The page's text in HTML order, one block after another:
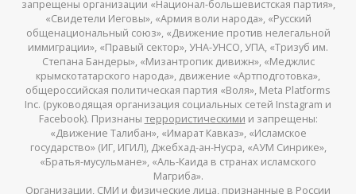
запрещены организации «Национал-большевистская партия»,
«Свидетели Иеговы», «Армия воли народа», «Русский
общенациональный союз», «Движение против нелегальной
иммиграции», «Правый сектор», УНА-УНСО, УПА, «Тризуб им.
Степана Бандеры», «Мизантропик дивижн», «Меджлис
крымскотатарского народа», движение «Артподготовка»,
общероссийская политическая партия «Воля», Meta Platforms
Inc. (руководящая организация социальных сетей Instagram и
Facebook). Признаны террористическими и запрещены:
«Движение Талибан», «Имарат Кавказ», «Исламское
государство» (ИГ, ИГИЛ), Джебхад-ан-Нусра, «АУМ Синрике»,
«Братья-мусульмане», «Аль-Каида в странах исламского
Магриба».
Организации, СМИ и физические лица, признанные в России